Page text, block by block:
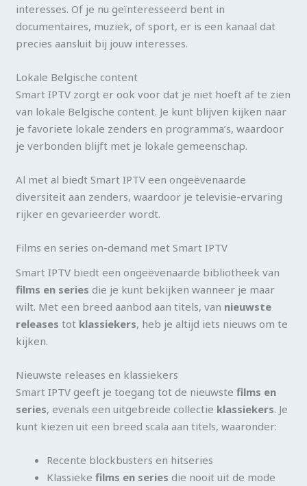
interesses. Of je nu geïnteresseerd bent in
documentaires, muziek, of sport, er is een kanaal dat
precies aansluit bij jouw interesses.
Lokale Belgische content
Smart IPTV zorgt er ook voor dat je niet hoeft af te zien
van lokale Belgische content. Je kunt blijven kijken naar
je favoriete lokale zenders en programma’s, waardoor
je verbonden blijft met je lokale gemeenschap.
Al met al biedt Smart IPTV een ongeëvenaarde
diversiteit aan zenders, waardoor je televisie-ervaring
rijker en gevarieerder wordt.
Films en series on-demand met Smart IPTV
Smart IPTV biedt een ongeëvenaarde bibliotheek van
films en series die je kunt bekijken wanneer je maar
wilt. Met een breed aanbod aan titels, van nieuwste
releases tot klassiekers, heb je altijd iets nieuws om te
kijken.
Nieuwste releases en klassiekers
Smart IPTV geeft je toegang tot de nieuwstefilms en
series, evenals een uitgebreide collectie klassiekers. Je
kunt kiezen uit een breed scala aan titels, waaronder:
Recente blockbusters en hitseries
Klassiekefilms en series die nooit uit de mode